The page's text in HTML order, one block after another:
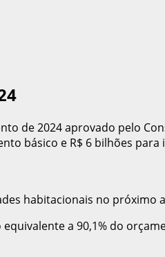
de 2024 aprovado pelo
básico e R$ 6 bilhões
habitacionais no próximo
a 90,1% do